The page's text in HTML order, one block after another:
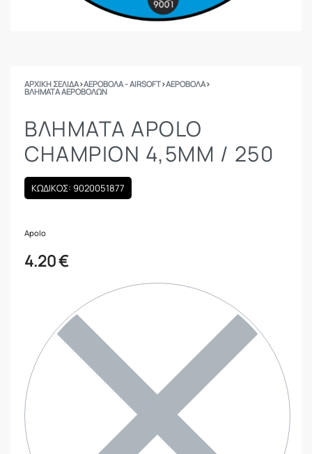
ΑΡΧΙΚΉ ΣΕΛΊΔΑ›ΑΕΡΟΒΟΛΑ - AIRSOFT›ΑΕΡΟΒΟΛΑ›
ΒΛΉΜΑΤΑ ΑΕΡΟΒΌΛΩΝ
ΒΛΗΜΑΤΑ APOLO
CHAMPION 4,5MM / 250
ΚΩΔΙΚΟΣ: 9020051877
Apolo
4.20€